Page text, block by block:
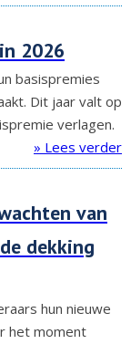
2026
basispremies
Dit jaar valt op
verlagen.
» Lees verder
van
dekking
hun nieuwe
het moment